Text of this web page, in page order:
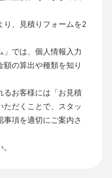
り、見積りフォームを2
」では、個人情報入力
の算出や種類を知り
るお客様には「お見積
ただくことで、スタッ
項を適切にご案内さ